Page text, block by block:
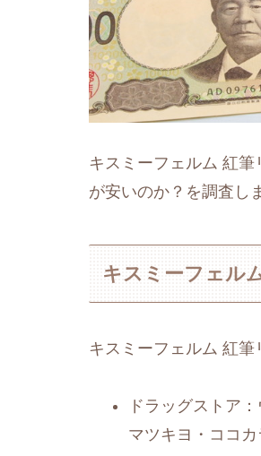
キスミーフェルム 紅
が安いのか？を調査し
キスミーフェル
キスミーフェルム 紅筆
ドラッグストア
マツキヨ・ココ